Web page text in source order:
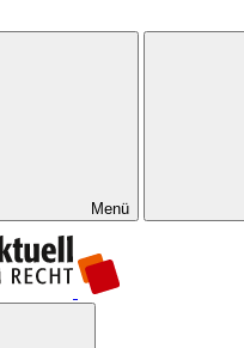
Menü